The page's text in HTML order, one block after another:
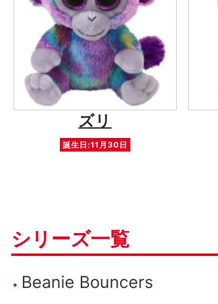
ズリ
誕生日:11月30日
シリーズ一覧
Beanie Bouncers